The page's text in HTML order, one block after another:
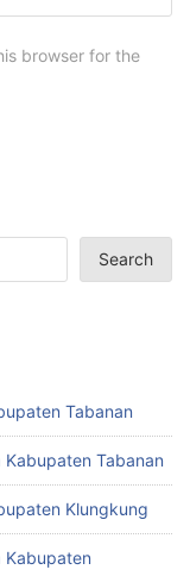
browser for the
Search
Tabanan
Kabupaten Tabanan
Klungkung
Kabupaten